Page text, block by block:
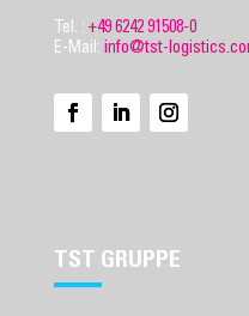
Tel. : +49 6242 91508-0
E-Mail: info@tst-
TST GRUPPE